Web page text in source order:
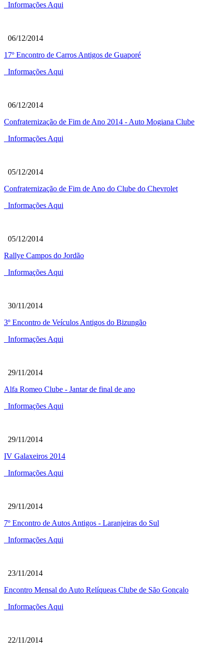
Informações Aqui
06/12/2014
17º Encontro de Carros Antigos de Guaporé
Informações Aqui
06/12/2014
Confraternização de Fim de Ano 2014 - Auto Mogiana Clube
Informações Aqui
05/12/2014
Confraternização de Fim de Ano do Clube do Chevrolet
Informações Aqui
05/12/2014
Rallye Campos do Jordão
Informações Aqui
30/11/2014
3º Encontro de Veículos Antigos do Bizungão
Informações Aqui
29/11/2014
Alfa Romeo Clube - Jantar de final de ano
Informações Aqui
29/11/2014
IV Galaxeiros 2014
Informações Aqui
29/11/2014
7º Encontro de Autos Antigos - Laranjeiras do Sul
Informações Aqui
23/11/2014
Encontro Mensal do Auto Relíqueas Clube de São Gonçalo
Informações Aqui
22/11/2014